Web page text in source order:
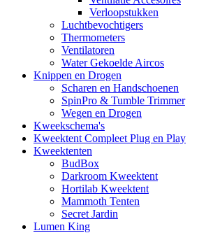
Verloopstukken
Luchtbevochtigers
Thermometers
Ventilatoren
Water Gekoelde Aircos
Knippen en Drogen
Scharen en Handschoenen
SpinPro & Tumble Trimmer
Wegen en Drogen
Kweekschema's
Kweektent Compleet Plug en Play
Kweektenten
BudBox
Darkroom Kweektent
Hortilab Kweektent
Mammoth Tenten
Secret Jardin
Lumen King